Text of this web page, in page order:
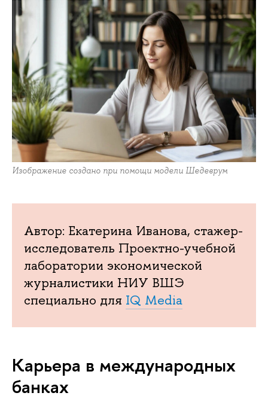
Изображение создано при помощи модели Шедеврум
Автор: Екатерина Иванова, стажер-
исследователь Проектно-учебной
лаборатории экономической
журналистики НИУ ВШЭ
специально для IQ Media
Карьера в международных
банках